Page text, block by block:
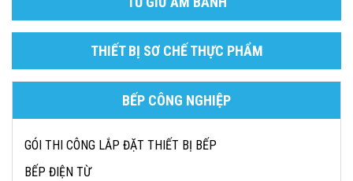
THIẾT BỊ SƠ CHẾ THỰC PHẨM
BẾP CÔNG NGHIỆP
GÓI THI CÔNG LẮP ĐẶT THIẾT BỊ BẾP
BẾP ĐIỆN TỪ